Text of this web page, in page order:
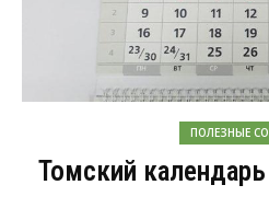
ПОЛЕЗНЫЕ
Томский